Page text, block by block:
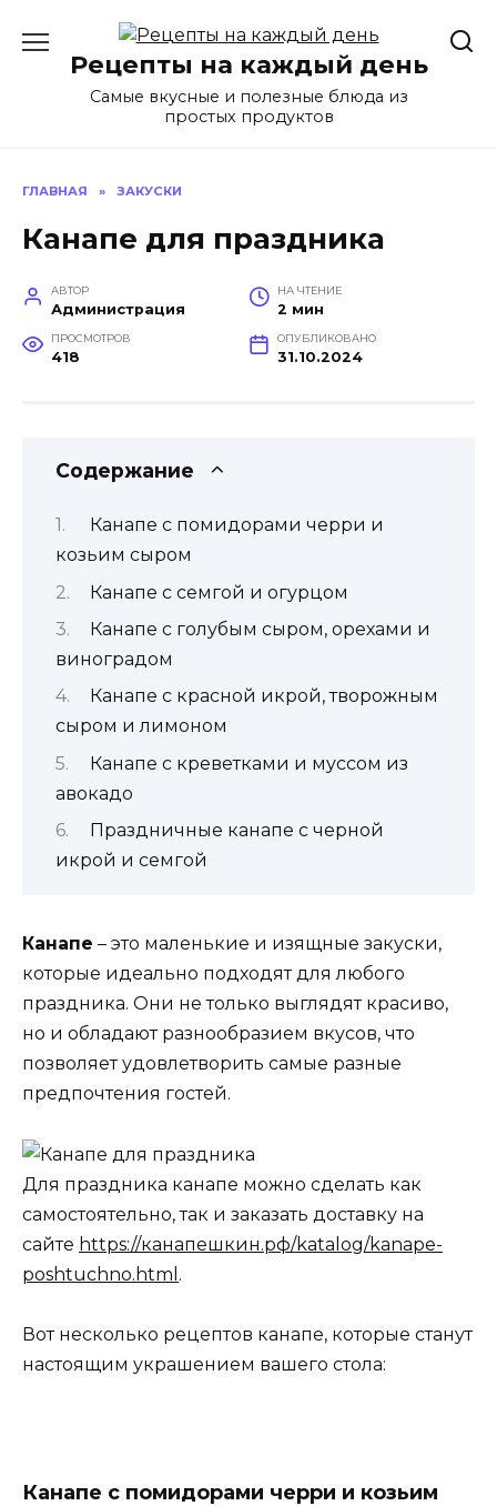
содержаниюРецепты на каждый день
Самые вкусные и полезные блюда из
простых продуктов
ГЛАВНАЯ » ЗАКУСКИ
Канапе для праздника
АВТОР
Администрация
НА ЧТЕНИЕ
2 мин
ПРОСМОТРОВ
418
ОПУБЛИКОВАНО
31.10.2024
Содержание
Канапе с помидорами черри и
козьим сыром
Канапе с семгой и огурцом
Канапе с голубым сыром, орехами и
виноградом
Канапе с красной икрой, творожным
сыром и лимоном
Канапе с креветками и муссом из
авокадо
Праздничные канапе с черной
икрой и семгой
Канапе – это маленькие и изящные закуски,
которые идеально подходят для любого
праздника. Они не только выглядят красиво,
но и обладают разнообразием вкусов, что
позволяет удовлетворить самые разные
предпочтения гостей.
Для праздника канапе можно сделать как
самостоятельно, так и заказать доставку на
сайте https://канапешкин.рф/katalog/kanape-
poshtuchno.html .
Вот несколько рецептов канапе, которые станут
настоящим украшением вашего стола:
Канапе с помидорами черри и козьим